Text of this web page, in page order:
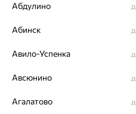
Абдулино
Абинск
Авило-Успенка
Авсюнино
Агалатово